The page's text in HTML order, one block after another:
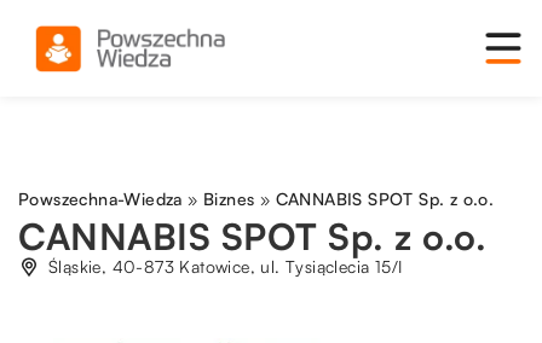
Powszechna-Wiedza » Biznes » CANNABIS SPOT Sp. z o.o.
CANNABIS SPOT Sp. z o.o.
Śląskie, 40-873 Katowice, ul. Tysiąclecia 15/I